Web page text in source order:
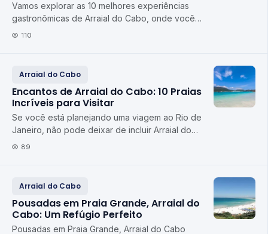
Vamos explorar as 10 melhores experiências
gastronômicas de Arraial do Cabo, onde você
pode saborear desde o frescor dos frutos do mar
110
Arraial do Cabo
Encantos de Arraial do Cabo: 10 Praias
Incríveis para Visitar
Se você está planejando uma viagem ao Rio de
Janeiro, não pode deixar de incluir Arraial do
Cabo em seu roteiro. Conhecida como a capital
89
Arraial do Cabo
Pousadas em Praia Grande, Arraial do
Cabo: Um Refúgio Perfeito
Pousadas em Praia Grande, Arraial do Cabo